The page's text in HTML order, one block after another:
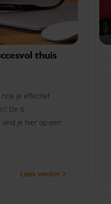
thuis
hoe je effectief
De 6
je hier op een
Lees verder